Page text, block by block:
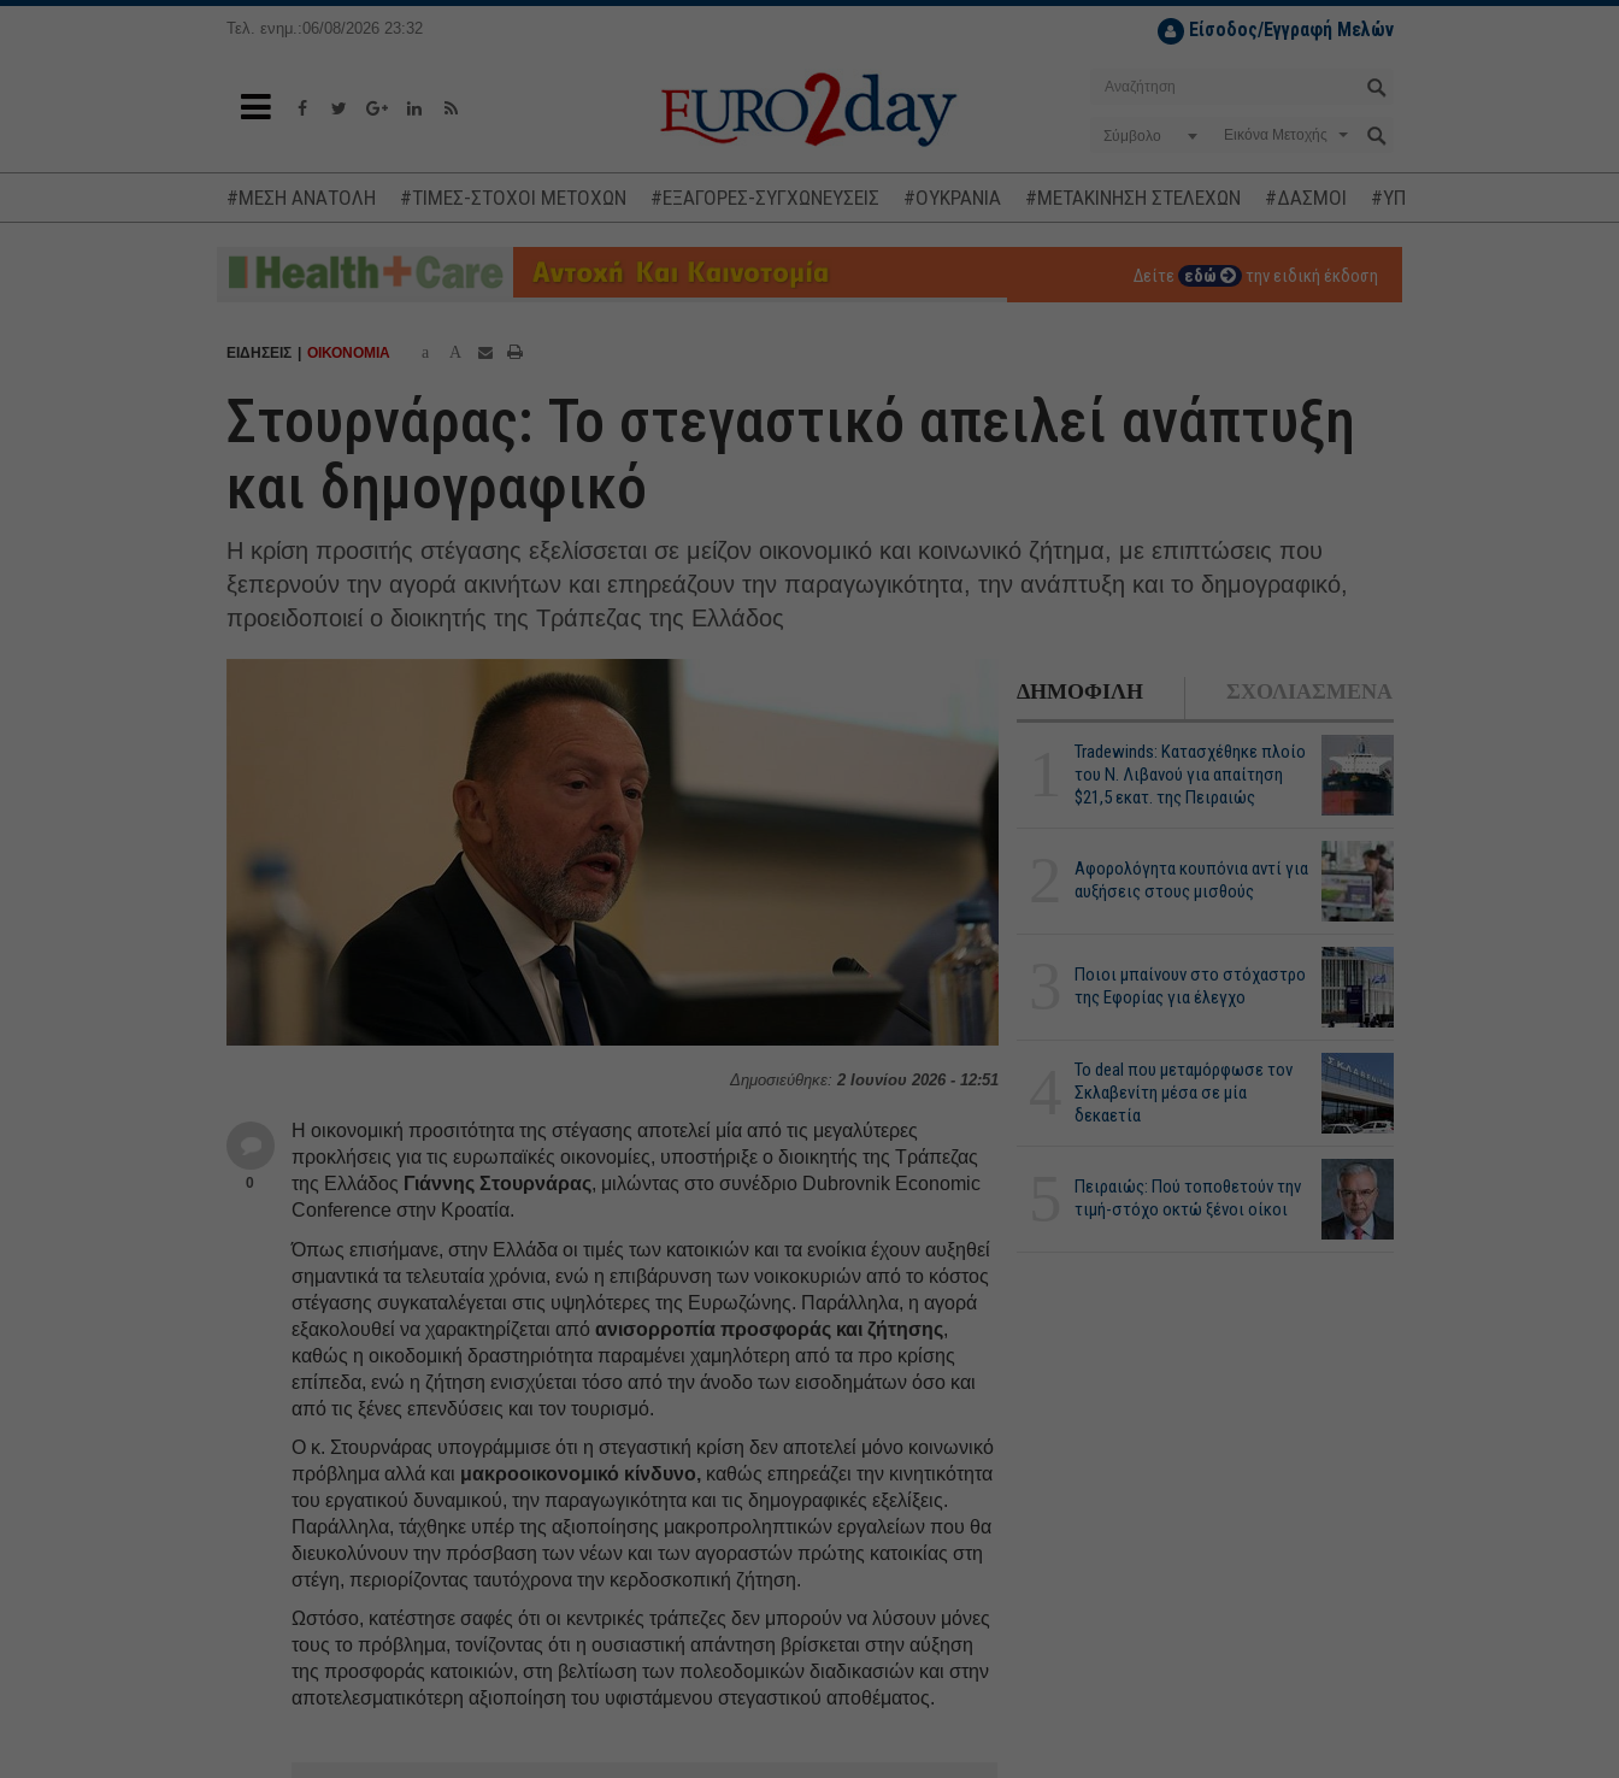
Τελ. ενημ.:06/08/2026 23:32 Είσοδος/Εγγραφή Μελών
Σύμβολο
#ΜΕΣΗ ΑΝΑΤΟΛΗ #ΤΙΜΕΣ-ΣΤΟΧΟΙ ΜΕΤΟΧΩΝ #ΕΞΑΓΟΡΕΣ-ΣΥΓΧΩΝΕΥΣΕΙΣ #ΟΥΚΡΑΝΙΑ #ΜΕΤΑΚΙΝΗΣΗ ΣΤΕΛΕΧΩΝ #ΔΑΣΜΟΙ #ΥΠΟΚΛΟΠΕΣ
Δείτε εδώ την ειδική έκδοση
ΕΙΔΗΣΕΙΣ ΟΙΚΟΝΟΜΙΑ a A
Στουρνάρας: Το στεγαστικό απειλεί ανάπτυξη
και δημογραφικό
Η κρίση προσιτής στέγασης εξελίσσεται σε μείζον οικονομικό και κοινωνικό ζήτημα, με επιπτώσεις που
ξεπερνούν την αγορά ακινήτων και επηρεάζουν την παραγωγικότητα, την ανάπτυξη και το δημογραφικό,
προειδοποιεί ο διοικητής της Τράπεζας της Ελλάδος
Δημοσιεύθηκε: 2 Ιουνίου 2026 - 12:51
0
Η οικονομική προσιτότητα της στέγασης αποτελεί μία από τις μεγαλύτερες
προκλήσεις για τις ευρωπαϊκές οικονομίες, υποστήριξε ο διοικητής της Τράπεζας
της Ελλάδος Γιάννης Στουρνάρας, μιλώντας στο συνέδριο Dubrovnik Economic
Conference στην Κροατία.
Όπως επισήμανε, στην Ελλάδα οι τιμές των κατοικιών και τα ενοίκια έχουν αυξηθεί
σημαντικά τα τελευταία χρόνια, ενώ η επιβάρυνση των νοικοκυριών από το κόστος
στέγασης συγκαταλέγεται στις υψηλότερες της Ευρωζώνης. Παράλληλα, η αγορά
εξακολουθεί να χαρακτηρίζεται απόανισορροπία προσφοράς και ζήτησης,
καθώς η οικοδομική δραστηριότητα παραμένει χαμηλότερη από τα προ κρίσης
επίπεδα, ενώ η ζήτηση ενισχύεται τόσο από την άνοδο των εισοδημάτων όσο και
από τις ξένες επενδύσεις και τον τουρισμό.
Ο κ. Στουρνάρας υπογράμμισε ότι η στεγαστική κρίση δεν αποτελεί μόνο κοινωνικό
πρόβλημα αλλά και μακροοικονομικό κίνδυνο, καθώς επηρεάζει την κινητικότητα
του εργατικού δυναμικού, την παραγωγικότητα και τις δημογραφικές εξελίξεις.
Παράλληλα, τάχθηκε υπέρ της αξιοποίησης μακροπροληπτικών εργαλείων που θα
διευκολύνουν την πρόσβαση των νέων και των αγοραστών πρώτης κατοικίας στη
στέγη, περιορίζοντας ταυτόχρονα την κερδοσκοπική ζήτηση.
Ωστόσο, κατέστησε σαφές ότι οι κεντρικές τράπεζες δεν μπορούν να λύσουν μόνες
τους το πρόβλημα, τονίζοντας ότι η ουσιαστική απάντηση βρίσκεται στην αύξηση
της προσφοράς κατοικιών, στη βελτίωση των πολεοδομικών διαδικασιών και στην
αποτελεσματικότερη αξιοποίηση του υφιστάμενου στεγαστικού αποθέματος.
ΔΗΜΟΦΙΛΗ ΣΧΟΛΙΑΣΜΕΝΑ
Tradewinds: Κατασχέθηκε πλοίο
του Ν. Λιβανού για απαίτηση
$21,5 εκατ. της Πειραιώς
Αφορολόγητα κουπόνια αντί για
αυξήσεις στους μισθούς
Ποιοι μπαίνουν στο στόχαστρο
της Εφορίας για έλεγχο
Το deal που μεταμόρφωσε τον
Σκλαβενίτη μέσα σε μία
δεκαετία
Πειραιώς: Πού τοποθετούν την
τιμή-στόχο οκτώ ξένοι οίκοι